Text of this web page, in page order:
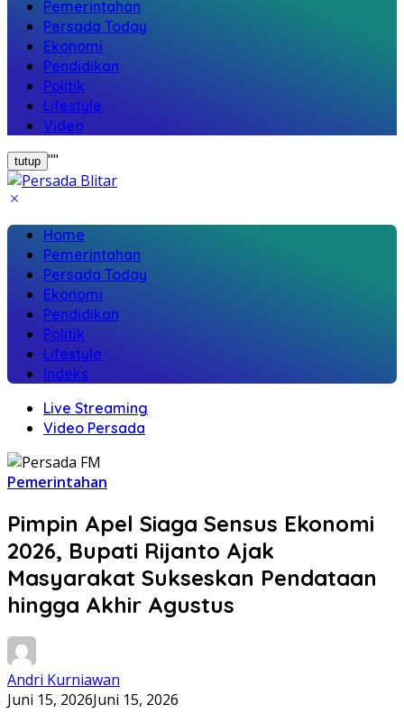
Pemerintahan
Persada Today
Ekonomi
Pendidikan
Politik
Lifestyle
Video
tutup ""
Home
Pemerintahan
Persada Today
Ekonomi
Pendidikan
Politik
Lifestyle
Indeks
Live Streaming
Video Persada
Pemerintahan
Pimpin Apel Siaga Sensus Ekonomi
2026, Bupati Rijanto Ajak
Masyarakat Sukseskan Pendataan
hingga Akhir Agustus
Andri Kurniawan
Juni 15, 2026Juni 15, 2026